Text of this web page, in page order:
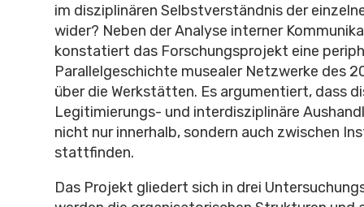
im disziplinären Selbstverständnis der
wider? Neben der Analyse interner
konstatiert das Forschungsprojekt eine
Parallelgeschichte musealer Netzwerke des
über die Werkstätten. Es argumentiert, dass
Legitimierungs- und interdisziplinäre
nicht nur innerhalb, sondern auch zwischen
stattfinden.
Das Projekt gliedert sich in drei